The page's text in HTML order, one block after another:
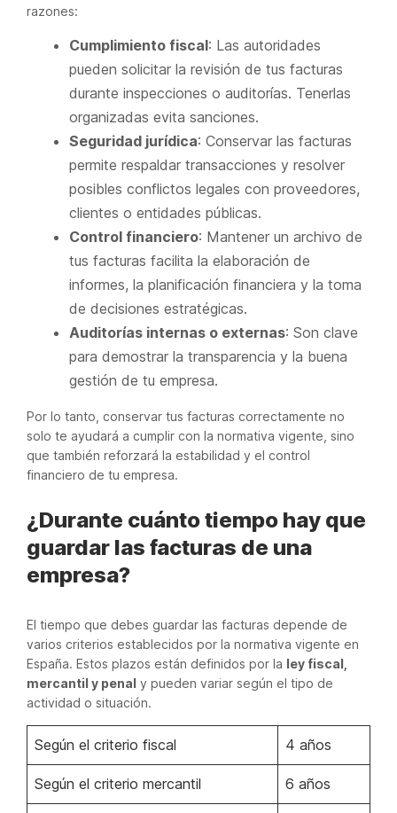
razones:
Cumplimiento fiscal: Las autoridades
pueden solicitar la revisión de tus facturas
durante inspecciones o auditorías. Tenerlas
organizadas evita sanciones.
Seguridad jurídica: Conservar las facturas
permite respaldar transacciones y resolver
posibles conflictos legales con proveedores,
clientes o entidades públicas.
Control financiero: Mantener un archivo de
tus facturas facilita la elaboración de
informes, la planificación financiera y la toma
de decisiones estratégicas.
Auditorías internas o externas: Son clave
para demostrar la transparencia y la buena
gestión de tu empresa.
Por lo tanto, conservar tus facturas correctamente no
solo te ayudará a cumplir con la normativa vigente, sino
que también reforzará la estabilidad y el control
financiero de tu empresa.
¿Durante cuánto tiempo hay que
guardar las facturas de una
empresa?
El tiempo que debes guardar las facturas depende de
varios criterios establecidos por la normativa vigente en
España. Estos plazos están definidos por la ley fiscal,
mercantil y penal y pueden variar según el tipo de
actividad o situación.
Según el criterio fiscal 4 años
Según el criterio mercantil 6 años